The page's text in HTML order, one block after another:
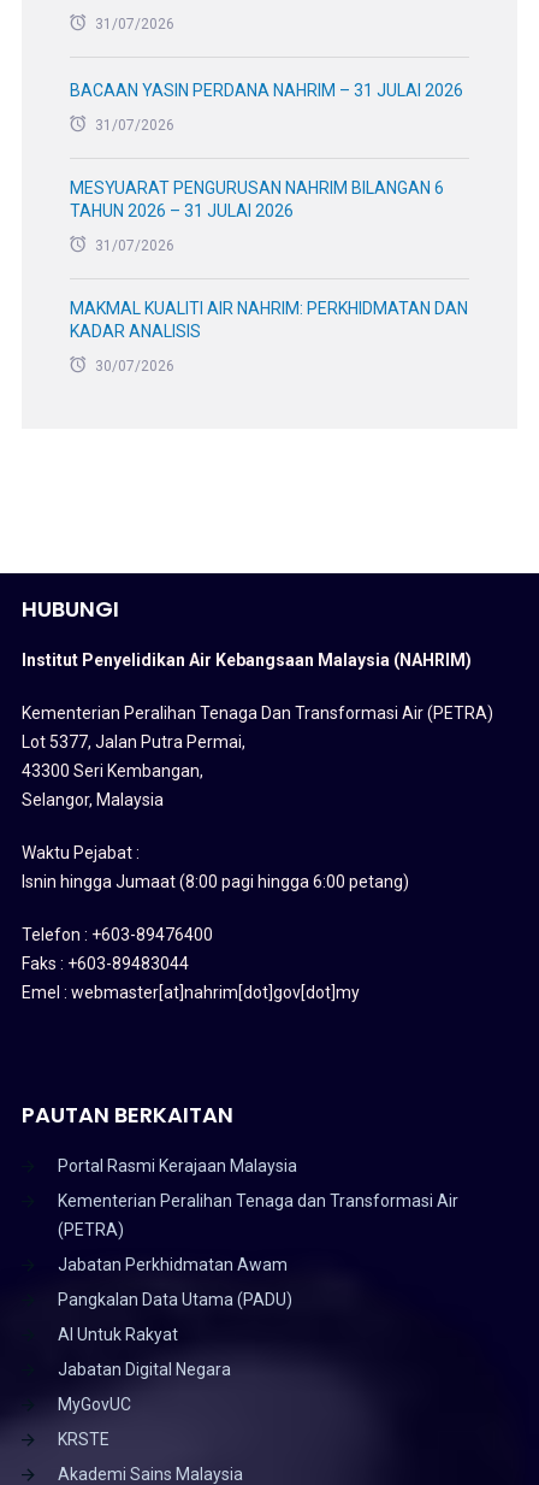
31/07/2026
BACAAN YASIN PERDANA NAHRIM – 31 JULAI 2026
31/07/2026
MESYUARAT PENGURUSAN NAHRIM BILANGAN 6
TAHUN 2026 – 31 JULAI 2026
31/07/2026
MAKMAL KUALITI AIR NAHRIM: PERKHIDMATAN DAN
KADAR ANALISIS
30/07/2026
HUBUNGI
Institut Penyelidikan Air Kebangsaan Malaysia (NAHRIM)
Kementerian Peralihan Tenaga Dan Transformasi Air (PETRA)
Lot 5377, Jalan Putra Permai,
43300 Seri Kembangan,
Selangor, Malaysia
Waktu Pejabat :
Isnin hingga Jumaat (8:00 pagi hingga 6:00 petang)
Telefon : +603-89476400
Faks : +603-89483044
Emel : webmaster[at]nahrim[dot]gov[dot]my
PAUTAN BERKAITAN
Portal Rasmi Kerajaan Malaysia
Kementerian Peralihan Tenaga dan Transformasi Air
(PETRA)
Jabatan Perkhidmatan Awam
Pangkalan Data Utama (PADU)
AI Untuk Rakyat
Jabatan Digital Negara
MyGovUC
KRSTE
Akademi Sains Malaysia